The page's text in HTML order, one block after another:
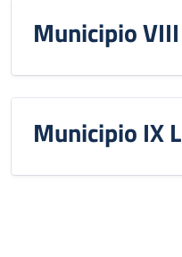
Municipio
Municipio IX